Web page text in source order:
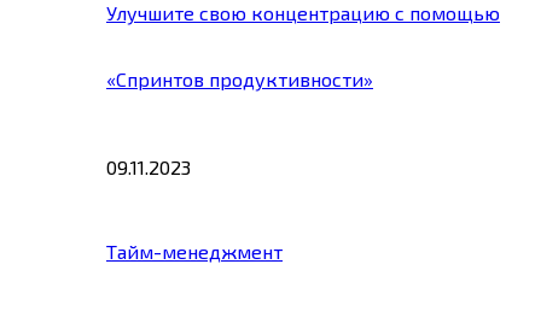
Улучшите свою концентрацию с помощью
«Спринтов продуктивности»
09.11.2023
Тайм-менеджмент